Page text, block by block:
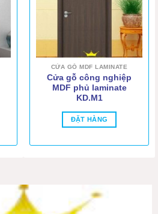
CỬA GỖ MDF LAMINATE
Cửa gỗ công nghiệp
MDF phủ laminate
KD.M1
ĐẶT HÀNG